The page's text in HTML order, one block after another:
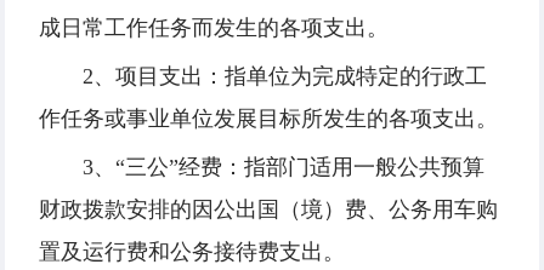
成日常工作任务而发生的各项支出。
2、项目支出：指单位为完成特定的行政工
作任务或事业单位发展目标所发生的各项支出。
3、“三公”经费：指部门适用一般公共预算
财政拨款安排的因公出国（境）费、公务用车购
置及运行费和公务接待费支出。